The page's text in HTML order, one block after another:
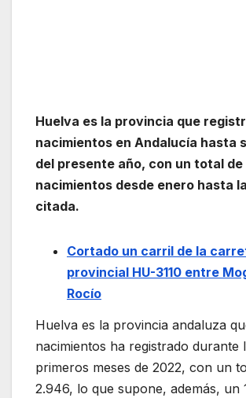
Huelva es la provincia que
nacimientos en Andalucía hasta
del presente año, con un total
nacimientos desde enero hasta
citada.
Cortado un carril de la
provincial HU-3110 entre
Rocío
Huelva es la provincia andaluza
nacimientos ha registrado durante
primeros meses de 2022, con un
2.946, lo que supone, además, un